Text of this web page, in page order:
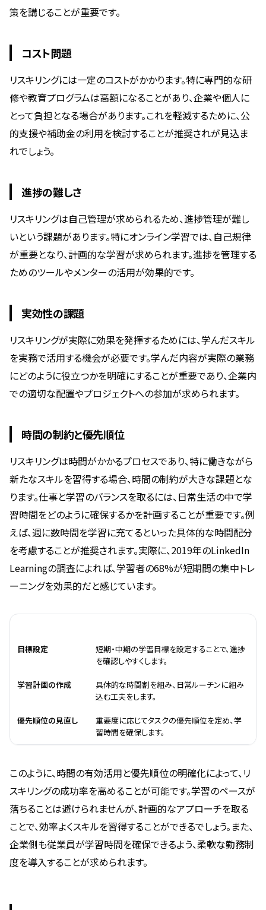
策を講じることが重要です。
コスト問題
リスキリングには一定のコストがかかります。特に専門的な研
修や教育プログラムは高額になることがあり、企業や個人に
とって負担となる場合があります。これを軽減するために、公
的支援や補助金の利用を検討することが推奨されが見込ま
れでしょう。
進捗の難しさ
リスキリングは自己管理が求められるため、進捗管理が難し
いという課題があります。特にオンライン学習では、自己規律
が重要となり、計画的な学習が求められます。進捗を管理する
ためのツールやメンターの活用が効果的です。
実効性の課題
リスキリングが実際に効果を発揮するためには、学んだスキル
を実務で活用する機会が必要です。学んだ内容が実際の業務
にどのように役立つかを明確にすることが重要であり、企業内
での適切な配置やプロジェクトへの参加が求められます。
時間の制約と優先順位
リスキリングは時間がかかるプロセスであり、特に働きながら
新たなスキルを習得する場合、時間の制約が大きな課題とな
ります。仕事と学習のバランスを取るには、日常生活の中で学
習時間をどのように確保するかを計画することが重要です。例
えば、週に数時間を学習に充てるといった具体的な時間配分
を考慮することが推奨されます。実際に、2019年のLinkedIn
Learningの調査によれば、学習者の68%が短期間の集中トレ
ーニングを効果的だと感じています。
目標設定
短期・中期の学習目標を設定することで、進捗
を確認しやすくします。
学習計画の作成
具体的な時間割を組み、日常ルーチンに組み
込む工夫をします。
優先順位の見直し
重要度に応じてタスクの優先順位を定め、学
習時間を確保します。
このように、時間の有効活用と優先順位の明確化によって、リ
スキリングの成功率を高めることが可能です。学習のペースが
落ちることは避けられませんが、計画的なアプローチを取る
ことで、効率よくスキルを習得することができるでしょう。また、
企業側も従業員が学習時間を確保できるよう、柔軟な勤務制
度を導入することが求められます。